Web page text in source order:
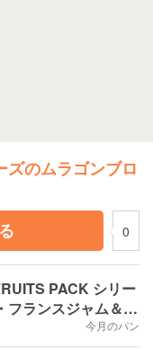
ズのムラゴンブロ
0
PACK シリー
フランスジャム＆ミ
今月のパン